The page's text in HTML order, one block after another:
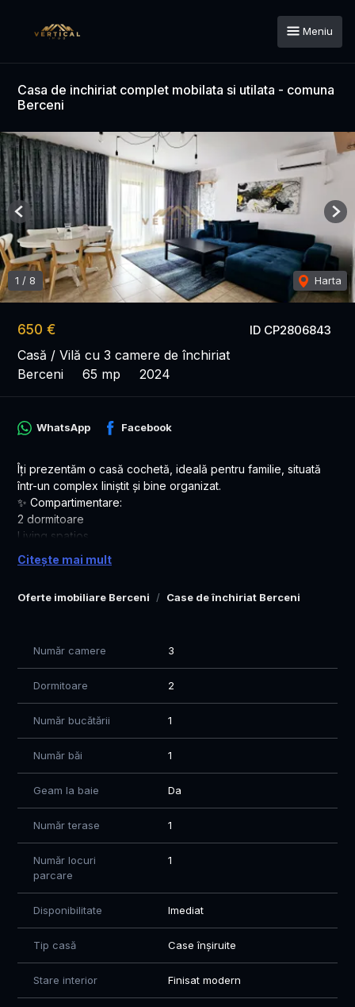
Meniu
Casa de inchiriat complet mobilata si utilata - comuna
Berceni
ID CP2806843
650 €
Casă / Vilă cu 3 camere de închiriat
Berceni
65 mp 2024
1 / 8 Harta
Previous
Oferte imobiliare Berceni Case de închiriat Berceni
WhatsApp Facebook
Îți prezentăm o casă cochetă, ideală pentru familie, situată
într-un complex liniștit și bine organizat.
✨ Compartimentare:
2 dormitoare
Living spațios
Bucătărie complet utilată
Baie modernă
Curte proprie de aproximativ 100 mp – perfectă pentru
Acces GRATUIT la piscina complexului
Zonă de grătar amenajată
📍 Localizare excelentă:
Drum asfaltat
Stație STB la doar 3-4 minute de mers pe jos
🛋️ Dotări:
Complet mobilată și utilată – te poți muta imediat, fără griji
confort și acces rapid către oraș!
Se achita luna in curs + garatie 2 luni
Pentru detalii si vizionari sunati la: 0784.74.74.51 - Mihaela
Citește mai mult
Număr camere 3
Dormitoare 2
Număr bucătării 1
Număr băi 1
Geam la baie Da
Număr terase 1
Număr locuri
parcare
1
Disponibilitate Imediat
Tip casă Case înșiruite
Stare interior Finisat modern